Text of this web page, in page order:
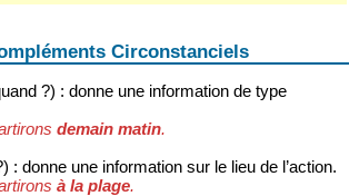
Circonstanciels
?) : donne une information de type
demain matin.
: donne une information sur le lieu de l’action.
à la plage.